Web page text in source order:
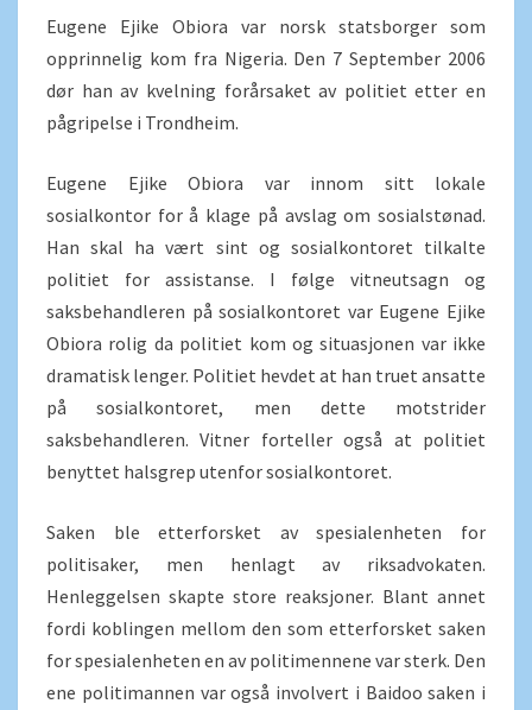
Eugene Ejike Obiora var norsk statsborger som
opprinnelig kom fra Nigeria. Den 7 September 2006
dør han av kvelning forårsaket av politiet etter en
pågripelse i Trondheim.
Eugene Ejike Obiora var innom sitt lokale
sosialkontor for å klage på avslag om sosialstønad.
Han skal ha vært sint og sosialkontoret tilkalte
politiet for assistanse. I følge vitneutsagn og
saksbehandleren på sosialkontoret var Eugene Ejike
Obiora rolig da politiet kom og situasjonen var ikke
dramatisk lenger. Politiet hevdet at han truet ansatte
på sosialkontoret, men dette motstrider
saksbehandleren. Vitner forteller også at politiet
benyttet halsgrep utenfor sosialkontoret.
Saken ble etterforsket av spesialenheten for
politisaker, men henlagt av riksadvokaten.
Henleggelsen skapte store reaksjoner. Blant annet
fordi koblingen mellom den som etterforsket saken
for spesialenheten en av politimennene var sterk. Den
ene politimannen var også involvert i Baidoo saken i